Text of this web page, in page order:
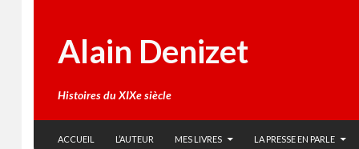
Alain Denizet
Histoires du XIXe siècle
ACCUEIL
L’AUTEUR MES LIVRES LA PRESSE EN PARLE